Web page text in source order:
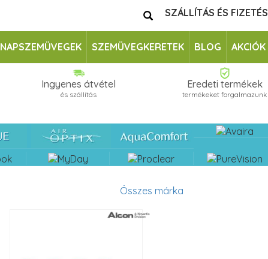
SZÁLLÍTÁS ÉS FIZETÉS
NAPSZEMÜVEGEK SZEMÜVEGKERETEK BLOG AKCIÓK
Ingyenes átvétel
és szállítás
Eredeti termékek
termékeket forgalmazunk
Összes márka